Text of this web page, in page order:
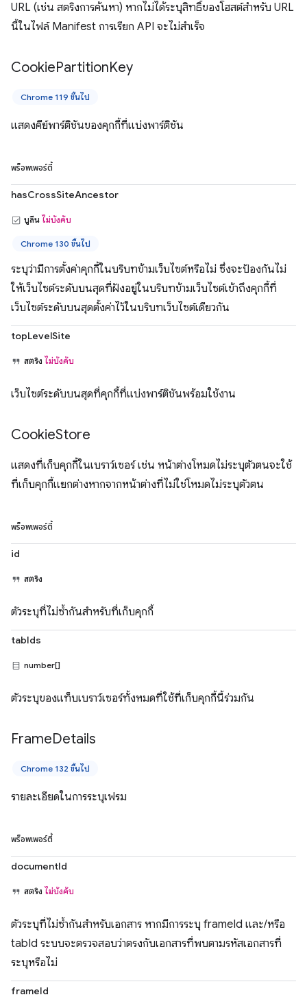
URL (เช่น สตริงการค้นหา) หากไม่ได้ระบุสิทธิ์ของโฮสต์สำหรับ URL
นี้ในไฟล์ Manifest การเรียก API จะไม่สำเร็จ
CookiePartitionKey
Chrome 119 ขึ้นไป
แสดงคีย์พาร์ติชันของคุกกี้ที่แบ่งพาร์ติชัน
พร็อพเพอร์ตี้
hasCrossSiteAncestor
บูลีน ไม่บังคับ
Chrome 130 ขึ้นไป
ระบุว่ามีการตั้งค่าคุกกี้ในบริบทข้ามเว็บไซต์หรือไม่ ซึ่งจะป้องกันไม่
ให้เว็บไซต์ระดับบนสุดที่ฝังอยู่ในบริบทข้ามเว็บไซต์เข้าถึงคุกกี้ที่
เว็บไซต์ระดับบนสุดตั้งค่าไว้ในบริบทเว็บไซต์เดียวกัน
topLevelSite
สตริง ไม่บังคับ
เว็บไซต์ระดับบนสุดที่คุกกี้ที่แบ่งพาร์ติชันพร้อมใช้งาน
CookieStore
แสดงที่เก็บคุกกี้ในเบราว์เซอร์ เช่น หน้าต่างโหมดไม่ระบุตัวตนจะใช้
ที่เก็บคุกกี้แยกต่างหากจากหน้าต่างที่ไม่ใช่โหมดไม่ระบุตัวตน
พร็อพเพอร์ตี้
id
สตริง
ตัวระบุที่ไม่ซ้ำกันสำหรับที่เก็บคุกกี้
tabIds
number[]
ตัวระบุของแท็บเบราว์เซอร์ทั้งหมดที่ใช้ที่เก็บคุกกี้นี้ร่วมกัน
FrameDetails
Chrome 132 ขึ้นไป
รายละเอียดในการระบุเฟรม
พร็อพเพอร์ตี้
documentId
สตริง ไม่บังคับ
ตัวระบุที่ไม่ซ้ำกันสำหรับเอกสาร หากมีการระบุ frameId และ/หรือ
tabId ระบบจะตรวจสอบว่าตรงกับเอกสารที่พบตามรหัสเอกสารที่
ระบุหรือไม่
frameId